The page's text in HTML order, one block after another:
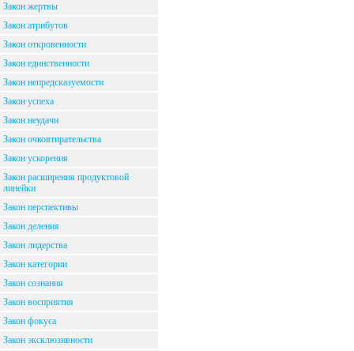
Закон жертвы
Закон атрибутов
Закон откровенности
Закон единственности
Закон непредсказуемости
Закон успеха
Закон неудачи
Закон очковтирательства
Закон ускорения
Закон расширения продуктовой
линейки
Закон перспективы
Закон деления
Закон лидерства
Закон категории
Закон сознания
Закон восприятия
Закон фокуса
Закон эксклюзивности